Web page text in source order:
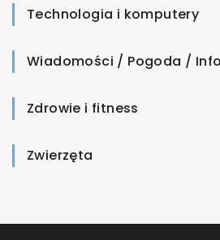
Technologia i komputery
Wiadomości / Pogoda /
Zdrowie i fitness
Zwierzęta